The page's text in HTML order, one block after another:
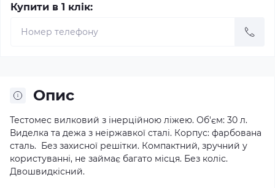
Купити в 1 клік:
Опис
Тестомес вилковий з інерційною ліжею. Об'єм: 30 л.
Виделка та дежа з неіржавкої сталі. Корпус: фарбована
сталь. Без захисної решітки. Компактний, зручний у
користуванні, не займає багато місця. Без коліс.
Двошвидкісний.